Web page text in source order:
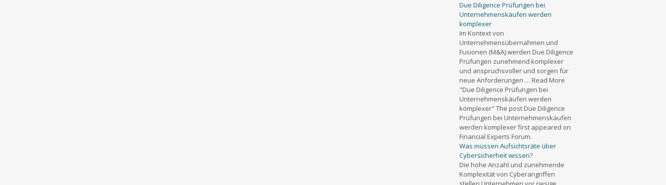
Due Diligence Prüfungen bei
Unternehmenskäufen werden
komplexer
Im Kontext von
Unternehmensübernahmen und
Fusionen (M&A) werden Due Diligence
Prüfungen zunehmend komplexer
und anspruchsvoller und sorgen für
neue Anforderungen … Read More
"Due Diligence Prüfungen bei
Unternehmenskäufen werden
komplexer" The post Due Diligence
Prüfungen bei Unternehmenskäufen
werden komplexer first appeared on
Financial Experts Forum.
Was müssen Aufsichtsräte über
Cybersicherheit wissen?
Die hohe Anzahl und zunehmende
Komplexität von Cyberangriffen